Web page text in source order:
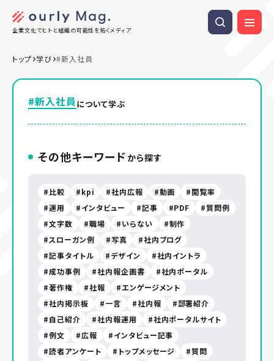
企業文化でヒトと組織の可能性を拓くメディア
トップ 学び #新入社員
#新入社員について学ぶ
その他キーワード から探す
比較 kpi 社内広報 動画
閲覧率
運用
インタビュー 記事 PDF
質問例
文字数
職場 いらない
制作
スローガン例
写真
社内ブログ
記事タイトル
デザイン
社内イントラ
成功事例
社内報企画書
社内ポータル
著作権
社報
エンゲージメント
社内掲示板
一言 社内報
部署紹介
自己紹介
社内報運用
社内ポータルサイト
例文
広報
インタビュー記事
読者アンケート
トップメッセージ
質問